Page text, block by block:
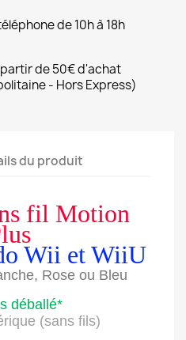
de 10h à 18h
de 50€ d'achat
- Hors Express)
du produit
fil Motion
Wii et WiiU
Rose ou Bleu
déballé*
(sans fils)